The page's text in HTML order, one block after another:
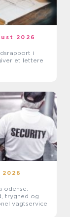
2026
i
et lettere
odense:
tryghed og
vagtservice